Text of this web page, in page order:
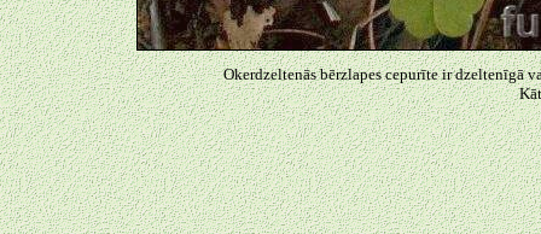
Okerdzeltenās bērzlapes cepurīte ir dzeltenīgā